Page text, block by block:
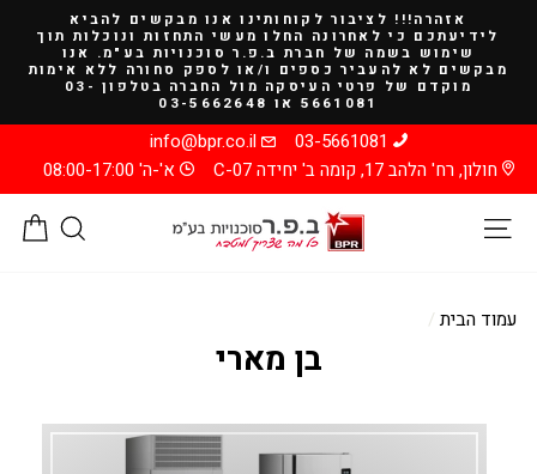
קריאה
אזהרה!!! לציבור לקוחותינו אנו מבקשים להביא
לידיעתכם כי לאחרונה החלו מעשי התחזות ונוכלות תוך
שימוש בשמה של חברת ב.פ.ר סוכנויות בע"מ. אנו
מבקשים לא להעביר כספים ו/או לספק סחורה ללא אימות
מוקדם של פרטי העיסקה מול החברה בטלפון 03-
5661081 או 03-5662648
03-5661081
info@bpr.co.il
חולון, רח' הלהב 17, קומה ב' יחידה C-07
א'-ה' 08:00-17:00
עמוד הבית /
בן מארי